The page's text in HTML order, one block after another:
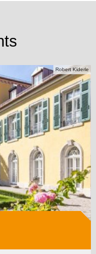
Robert Kiderle